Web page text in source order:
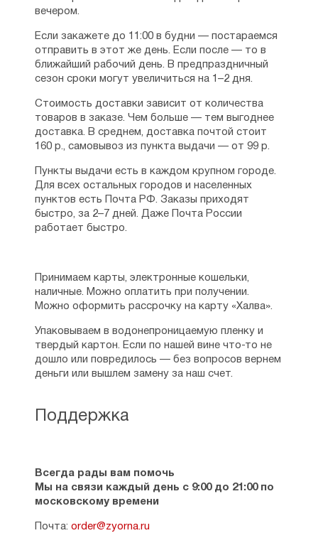
Поддержка
Всегда рады вам помочь
Мы на связи каждый день с 9:00 до 21:00 по
московскому времени
Почта: order@zyorna.ru
вечером.
Если закажете до 11:00 в будни — постараемся
отправить в этот же день. Если после — то в
ближайший рабочий день. В предпраздничный
сезон сроки могут увеличиться на 1–2 дня.
Стоимость доставки зависит от количества
товаров в заказе. Чем больше — тем выгоднее
доставка. В среднем, доставка почтой стоит
160 р., самовывоз из пункта выдачи — от 99 р.
Пункты выдачи есть в каждом крупном городе.
Для всех остальных городов и населенных
пунктов есть Почта РФ. Заказы приходят
быстро, за 2–7 дней. Даже Почта России
работает быстро.
Принимаем карты, электронные кошельки,
наличные. Можно оплатить при получении.
Можно оформить рассрочку на карту «Халва».
Упаковываем в водонепроницаемую пленку и
твердый картон. Если по нашей вине что-то не
дошло или повредилось — без вопросов вернем
деньги или вышлем замену за наш счет.